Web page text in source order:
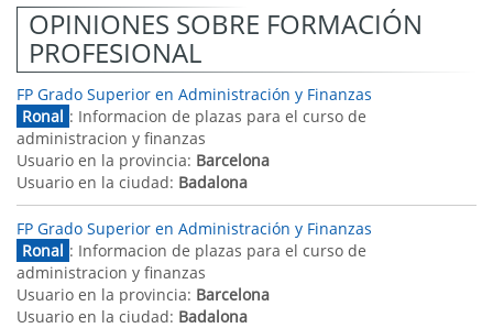
OPINIONES SOBRE FORMACIÓN
PROFESIONAL
FP Grado Superior en Administración y Finanzas
Ronal : Informacion de plazas para el curso de
administracion y finanzas
Usuario en la provincia: Barcelona
Usuario en la ciudad: Badalona
FP Grado Superior en Administración y Finanzas
Ronal : Informacion de plazas para el curso de
administracion y finanzas
Usuario en la provincia: Barcelona
Usuario en la ciudad: Badalona